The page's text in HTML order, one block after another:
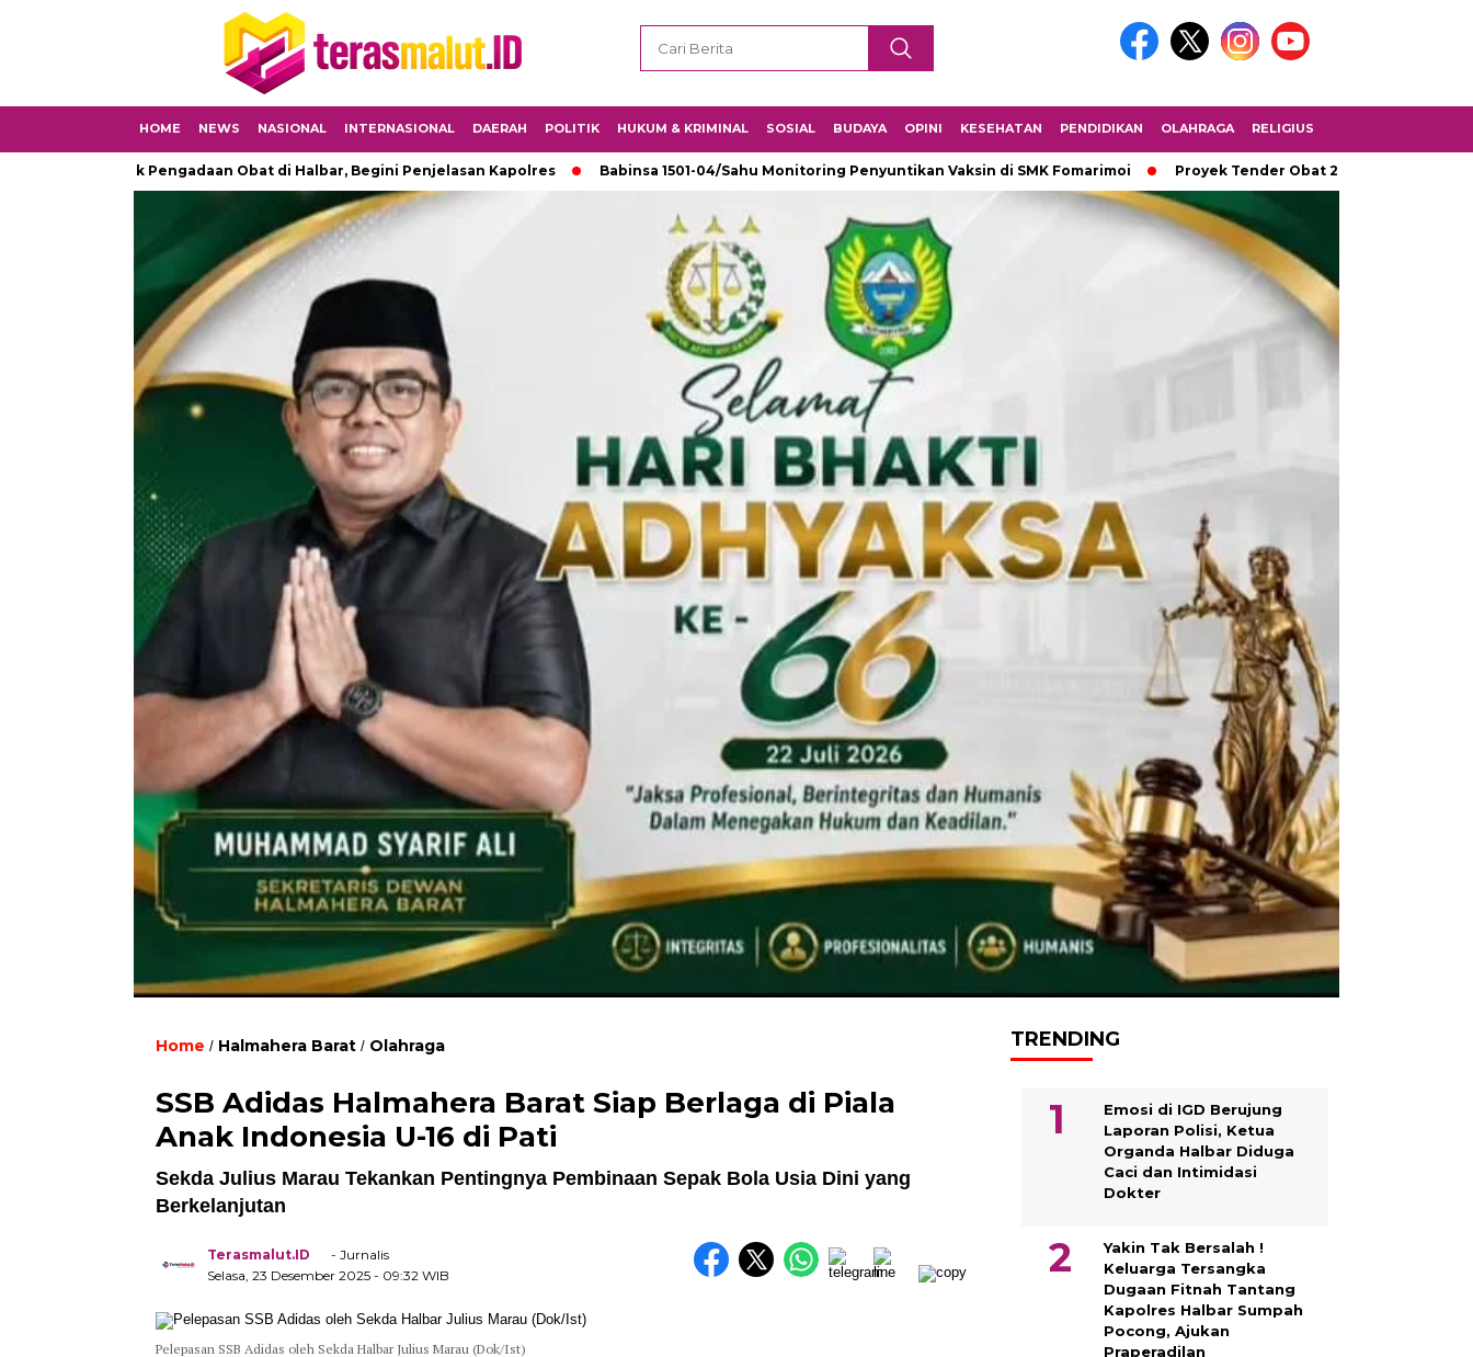
HOME NEWS NASIONAL INTERNASIONAL DAERAH POLITIK HUKUM & KRIMINAL SOSIAL BUDAYA OPINI KESEHATAN PENDIDIKAN OLAHRAGA RELIGIUS
Proyek Pengadaan Obat di Halbar, Begini Penjelasan Kapolres Babinsa 1501-04/Sahu Monitoring Penyuntikan Vaksin di SMK Fomarimoi Proyek Tender Obat 2,2 Miliar Tidak Melalui ULP,
Home / Halmahera Barat / Olahraga
SSB Adidas Halmahera Barat Siap Berlaga di Piala
Anak Indonesia U-16 di Pati
Sekda Julius Marau Tekankan Pentingnya Pembinaan Sepak Bola Usia Dini yang
Berkelanjutan
Terasmalut.ID
- Jurnalis
Selasa, 23 Desember 2025 - 09:32 WIB
Pelepasan SSB Adidas oleh Sekda Halbar Julius Marau (Dok/Ist)
TRENDING
Emosi di IGD Berujung
Laporan Polisi, Ketua
Organda Halbar Diduga
Caci dan Intimidasi
Dokter
Yakin Tak Bersalah !
Keluarga Tersangka
Dugaan Fitnah Tantang
Kapolres Halbar Sumpah
Pocong, Ajukan
Praperadilan